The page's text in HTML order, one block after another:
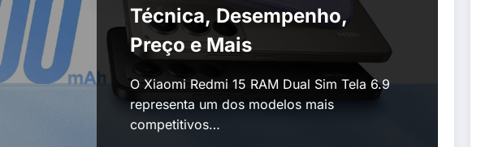
Técnica, Desempenho,
Preço e Mais
O Xiaomi Redmi 15 RAM Dual Sim Tela 6.9
representa um dos modelos mais
competitivos…